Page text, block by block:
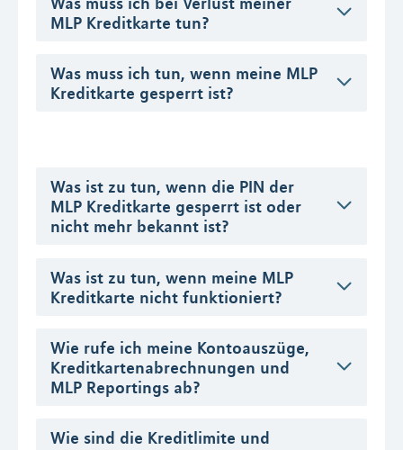
MLP Kreditkarte tun?
Was muss ich tun, wenn meine MLP
Kreditkarte gesperrt ist?
Was ist zu tun, wenn die PIN der
MLP Kreditkarte gesperrt ist oder
nicht mehr bekannt ist?
Was ist zu tun, wenn meine MLP
Kreditkarte nicht funktioniert?
Wie rufe ich meine Kontoauszüge,
Kreditkartenabrechnungen und
MLP Reportings ab?
Wie sind die Kreditlimite und